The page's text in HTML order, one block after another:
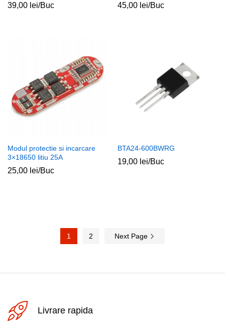
39,00 lei/Buc 45,00 lei/Buc
Modul protectie si incarcare
3×18650 litiu 25A
25,00 lei/Buc
BTA24-600BWRG
19,00 lei/Buc
1 2 Next Page
Livrare rapida